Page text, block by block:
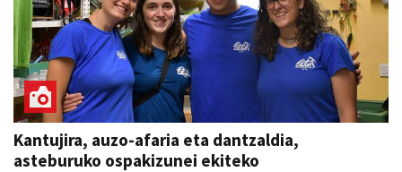
Kantujira, auzo-afaria eta dantzaldia,
asteburuko ospakizunei ekiteko